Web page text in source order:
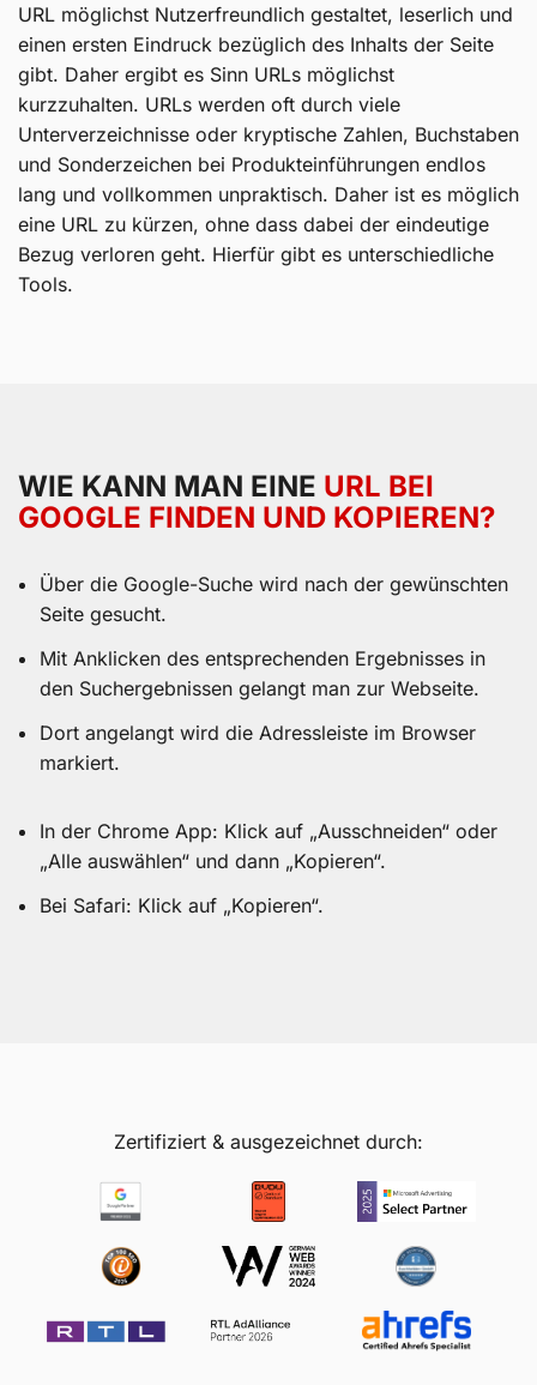
URL möglichst Nutzerfreundlich gestaltet, leserlich und
einen ersten Eindruck bezüglich des Inhalts der Seite
gibt. Daher ergibt es Sinn URLs möglichst
kurzzuhalten. URLs werden oft durch viele
Unterverzeichnisse oder kryptische Zahlen, Buchstaben
und Sonderzeichen bei Produkteinführungen endlos
lang und vollkommen unpraktisch. Daher ist es möglich
eine URL zu kürzen, ohne dass dabei der eindeutige
Bezug verloren geht. Hierfür gibt es unterschiedliche
Tools.
WIE KANN MAN EINE URL BEI
GOOGLE FINDEN UND KOPIEREN?
Über die Google-Suche wird nach der gewünschten
Seite gesucht.
Mit Anklicken des entsprechenden Ergebnisses in
den Suchergebnissen gelangt man zur Webseite.
Dort angelangt wird die Adressleiste im Browser
markiert.
In der Chrome App: Klick auf „Ausschneiden“ oder
„Alle auswählen“ und dann „Kopieren“.
Bei Safari: Klick auf „Kopieren“.
Zertifiziert & ausgezeichnet durch: